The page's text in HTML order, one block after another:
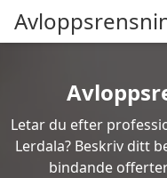
Letar du efter
Lerdala? Beskriv ditt
bindande